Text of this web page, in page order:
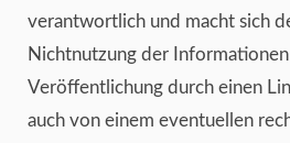
verantwortlich und macht sich
Nichtnutzung der
Veröffentlichung durch einen
auch von einem eventuellen